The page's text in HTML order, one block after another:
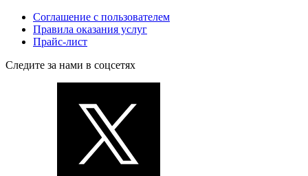
Соглашение с пользователем
Правила оказания услуг
Прайс-лист
Следите за нами в соцсетях